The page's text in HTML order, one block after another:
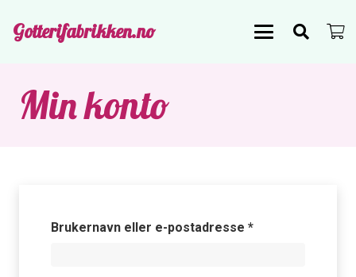
Gotterifabrikken.no
Min konto
Brukernavn eller e-postadresse *Påkrevd